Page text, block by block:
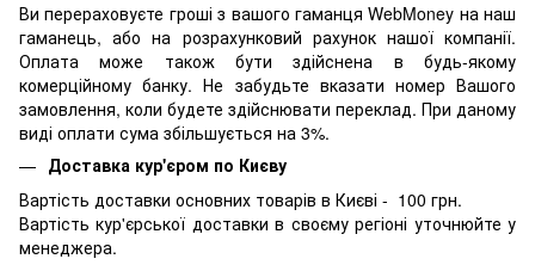
Ви перераховуєте гроші з вашого гаманця WebMoney на наш
гаманець, або на розрахунковий рахунок нашої компанії.
Оплата може також бути здійснена в будь-якому
комерційному банку. Не забудьте вказати номер Вашого
замовлення, коли будете здійснювати переклад. При даному
виді оплати сума збільшується на 3%.
Доставка кур'єром по Києву
Вартість доставки основних товарів в Києві - 100 грн.
Вартість кур'єрської доставки в своєму регіоні уточнюйте у
менеджера.